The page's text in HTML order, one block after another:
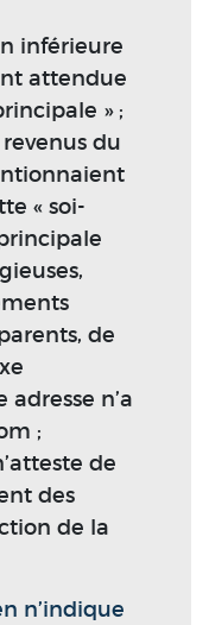
inférieure
attendue
» ;
du
« soi-
de
n’a
;
de
des
de la
n’indique